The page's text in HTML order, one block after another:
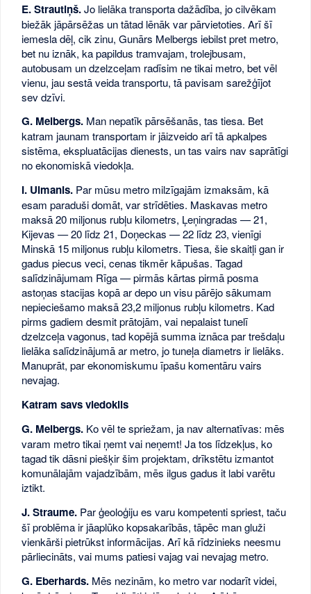
E. Strautiņš.Jo lielāka transporta dažādība, jo cilvēkam
biežāk jāpārsēžas un tātad lēnāk var pārvietoties. Arī šī
iemesla dēļ, cik zinu, Gunārs Melbergs iebilst pret metro,
bet nu iznāk, ka papildus tramvajam, trolejbusam,
autobusam un dzelzceļam radīsim ne tikai metro, bet vēl
vienu, jau sestā veida transportu, tā pavisam sarežģījot
sev dzīvi.
G. Melbergs. Man nepatīk pārsēšanās, tas tiesa. Bet
katram jaunam transportam ir jāizveido arī tā apkalpes
sistēma, ekspluatācijas dienests, un tas vairs nav saprātīgi
no ekonomiskā viedokļa.
I. Ulmanis. Par mūsu metro milzīgajām izmaksām, kā
esam paraduši domāt, var strīdēties. Maskavas metro
maksā 20 miljonus rubļu kilometrs, Ļeņingradas — 21,
Kijevas — 20 līdz 21, Doņeckas — 22 līdz 23, vienīgi
Minskā 15 miljonus rubļu kilometrs. Tiesa, šie skaitļi gan ir
gadus piecus veci, cenas tikmēr kāpušas. Tagad
salīdzinājumam Rīga — pirmās kārtas pirmā posma
astoņas stacijas kopā ar depo un visu pārējo sākumam
nepieciešamo maksā 23,2 miljonus rubļu kilometrs. Kad
pirms gadiem desmit prātojām, vai nepalaist tunelī
dzelzceļa vagonus, tad kopējā summa iznāca par trešdaļu
lielāka salīdzinājumā ar metro, jo tuneļa diametrs ir lielāks.
Manuprāt, par ekonomiskumu īpašu komentāru vairs
nevajag.
Katram savs viedoklis
G. Melbergs. Ko vēl te spriežam, ja nav alternatīvas: mēs
varam metro tikai ņemt vai neņemt! Ja tos līdzekļus, ko
tagad tik dāsni piešķir šim projektam, drīkstētu izmantot
komunālajām vajadzībām, mēs ilgus gadus it labi varētu
iztikt.
J. Straume. Par ģeoloģiju es varu kompetenti spriest, taču
šī problēma ir jāaplūko kopsakarībās, tāpēc man gluži
vienkārši pietrūkst informācijas. Arī kā rīdzinieks neesmu
pārliecināts, vai mums patiesi vajag vai nevajag metro.
G. Eberhards. Mēs nezinām, ko metro var nodarīt videi,